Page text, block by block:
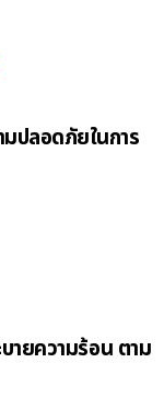
ปลอดภัยในการ
ายความร้อน ตาม